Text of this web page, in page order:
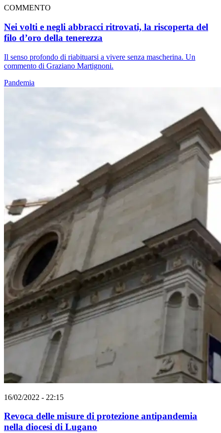
COMMENTO
Nei volti e negli abbracci ritrovati, la riscoperta del
filo d’oro della tenerezza
Il senso profondo di riabituarsi a vivere senza mascherina. Un
commento di Graziano Martignoni.
Pandemia
16/02/2022 - 22:15
Revoca delle misure di protezione antipandemia
nella diocesi di Lugano